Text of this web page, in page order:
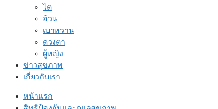
ไต
อ้วน
เบาหวาน
ดวงตา
ผู้หญิง
ข่าวสุขภาพ
เกี่ยวกับเรา
หน้าแรก